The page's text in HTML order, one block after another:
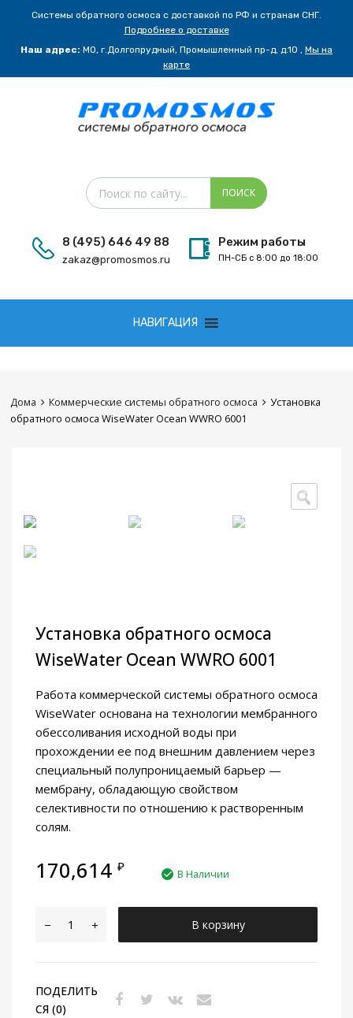
Системы обратного осмоса с доставкой по РФ и странам СНГ.
Подробнее о доставке
Наш адрес: МО, г.Долгопрудный, Промышленный пр-д, д.10 , Мы на
карте
Поиск товаров
ПОИСК
8 (495) 646 49 88
zakaz@promosmos.ru
Режим работы
ПН-СБ с 8:00 до 18:00
НАВИГАЦИЯ
Дома Коммерческие системы обратного осмоса
Установка
обратного осмоса WiseWater Ocean WWRO 6001
🔍
Установка обратного осмоса
WiseWater Ocean WWRO 6001
Работа коммерческой системы обратного осмоса
WiseWater основана на технологии мембранного
обессоливания исходной воды при
прохождении ее под внешним давлением через
специальный полупроницаемый барьер —
мембрану, обладающую свойством
селективности по отношению к растворенным
солям.
170,614 ₽ В Наличии
ч
е
В корзину
ПОДЕЛИТЬ
СЯ (0)